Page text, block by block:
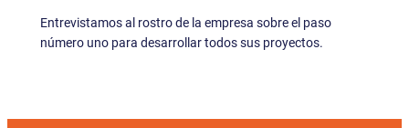
Entrevistamos al rostro de la empresa sobre el paso
número uno para desarrollar todos sus proyectos.